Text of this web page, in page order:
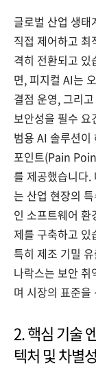
글로벌 산업 생태
직접 제어하고 최
격히 전환되고
면, 피지컬 AI는
결점 운영, 그리
보안성을 필수 요
범용 AI 솔루션이
포인트(Pain
를 제공했습니다
는 산업 현장의
인 소프트웨어 환
제를 구축하고 있
특히 제조 기밀
나락스는 보안
며 시장의 표준
2. 핵심 기술
텍처 및 차별성